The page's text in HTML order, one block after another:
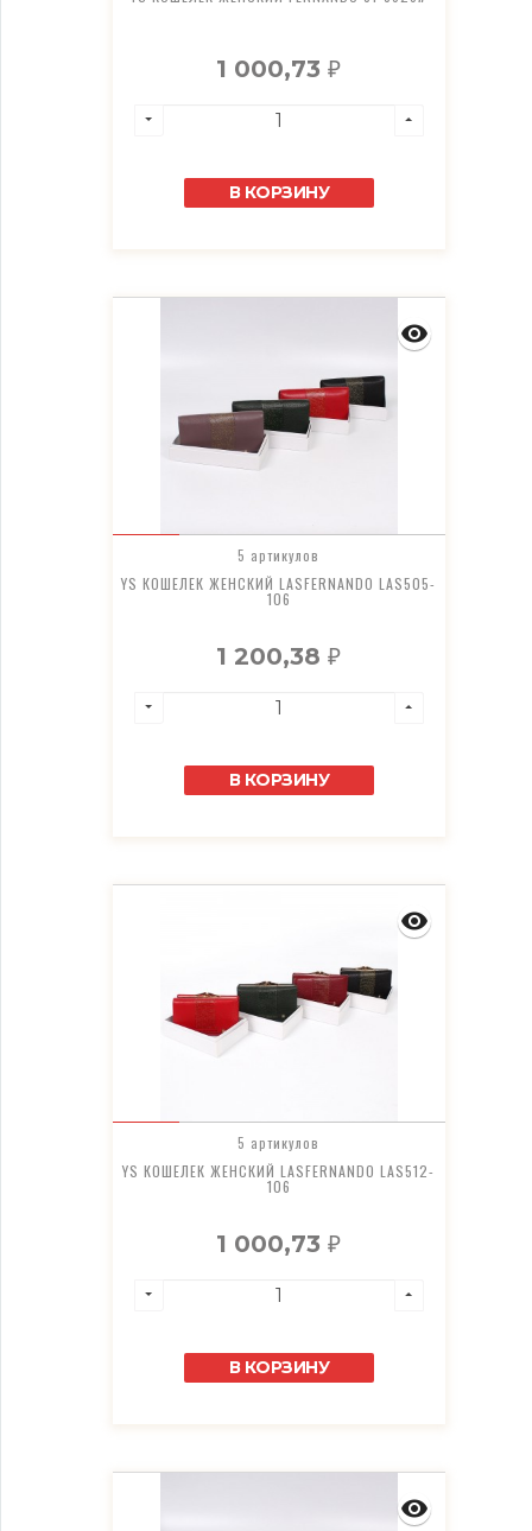
1 000,73₽
В КОРЗИНУ
5 артикулов
YS КОШЕЛЕК ЖЕНСКИЙ LASFERNANDO LAS505-
106
1 200,38₽
В КОРЗИНУ
5 артикулов
YS КОШЕЛЕК ЖЕНСКИЙ LASFERNANDO LAS512-
106
1 000,73₽
В КОРЗИНУ